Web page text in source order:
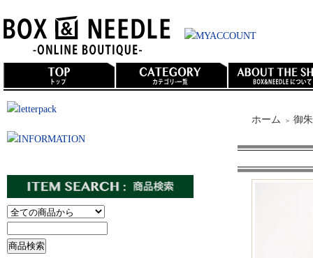
ホーム ＞ 御